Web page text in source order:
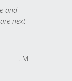
and
next
T. M.